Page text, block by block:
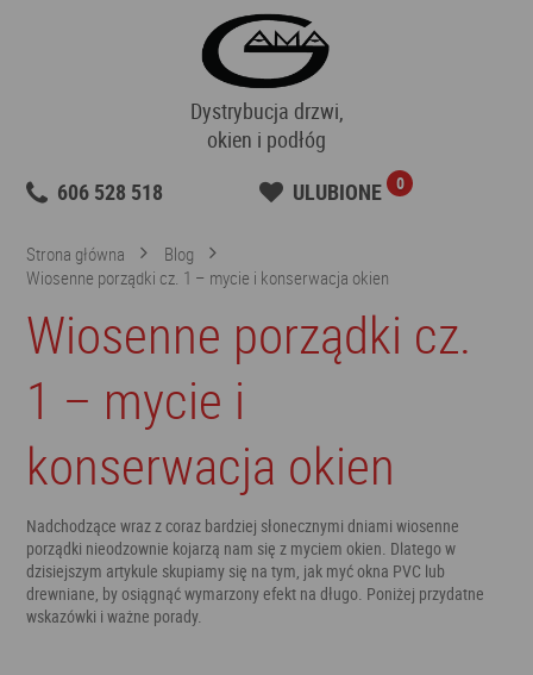
Dystrybucja drzwi,
okien i podłóg
606 528 518
ULUBIONE 0
Strona główna
Blog
Wiosenne porządki cz. 1 – mycie i konserwacja okien
Wiosenne porządki cz.
1 – mycie i
konserwacja okien
Nadchodzące wraz z coraz bardziej słonecznymi dniami wiosenne
porządki nieodzownie kojarzą nam się z myciem okien. Dlatego w
dzisiejszym artykule skupiamy się na tym, jak myć okna PVC lub
drewniane, by osiągnąć wymarzony efekt na długo. Poniżej przydatne
wskazówki i ważne porady.